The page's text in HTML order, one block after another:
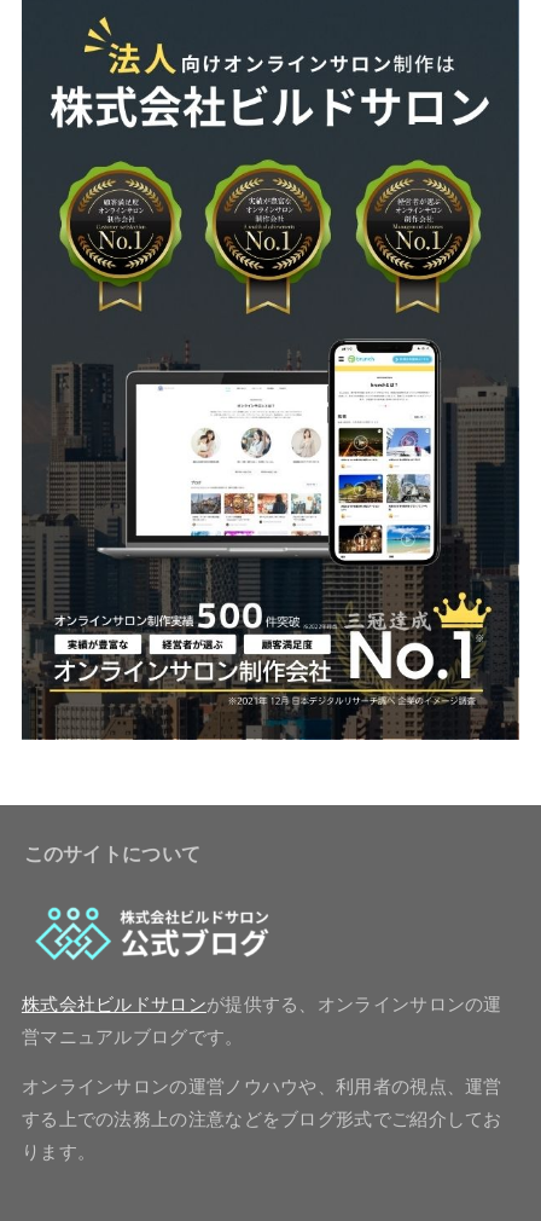
このサイトについて
株式会社ビルドサロンが提供する、オンラインサロンの運
営マニュアルブログです。
オンラインサロンの運営ノウハウや、利用者の視点、運営
する上での法務上の注意などをブログ形式でご紹介してお
ります。